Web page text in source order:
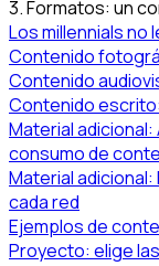
3. Formatos: un
Los millennials no
Contenido
Contenido
Contenido
Material
consumo de
Material
cada red
Ejemplos de
Proyecto: elige